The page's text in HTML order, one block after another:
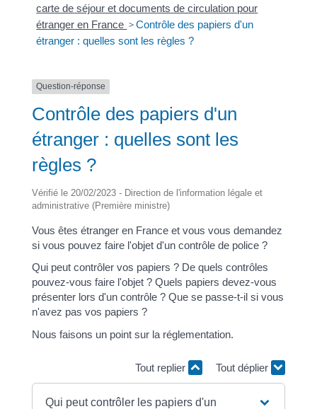
carte de séjour et documents de circulation pour
étranger en France >Contrôle des papiers d'un
étranger : quelles sont les règles ?
Question-réponse
Contrôle des papiers d'un
étranger : quelles sont les
règles ?
Vérifié le 20/02/2023 - Direction de l'information légale et
administrative (Première ministre)
Vous êtes étranger en France et vous vous demandez
si vous pouvez faire l'objet d'un contrôle de police ?
Qui peut contrôler vos papiers ? De quels contrôles
pouvez-vous faire l'objet ? Quels papiers devez-vous
présenter lors d'un contrôle ? Que se passe-t-il si vous
n'avez pas vos papiers ?
Nous faisons un point sur la réglementation.
Tout replier Tout déplier
Qui peut contrôler les papiers d'un